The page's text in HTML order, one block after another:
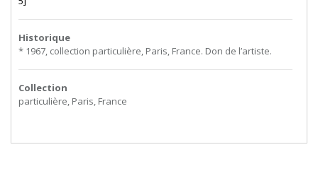
Historique
* 1967, collection particulière, Paris, France. Don de l’artiste.
Collection
particulière, Paris, France